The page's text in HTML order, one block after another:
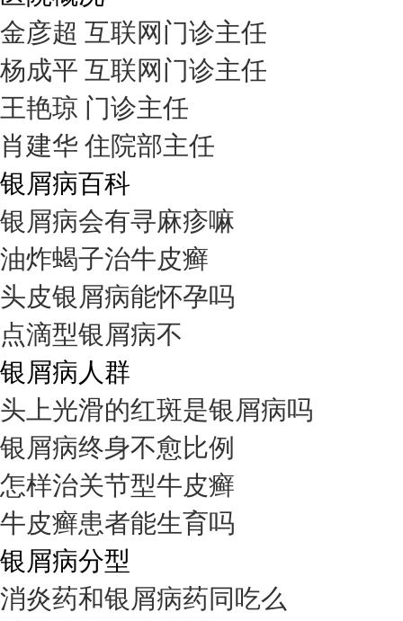
金彦超 互联网门诊主任
杨成平 互联网门诊主任
王艳琼 门诊主任
肖建华 住院部主任
银屑病百科
银屑病会有寻麻疹嘛
油炸蝎子治牛皮癣
头皮银屑病能怀孕吗
点滴型银屑病不
银屑病人群
头上光滑的红斑是银屑病吗
银屑病终身不愈比例
怎样治关节型牛皮癣
牛皮癣患者能生育吗
银屑病分型
消炎药和银屑病药同吃么